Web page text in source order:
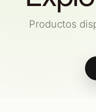
Productos